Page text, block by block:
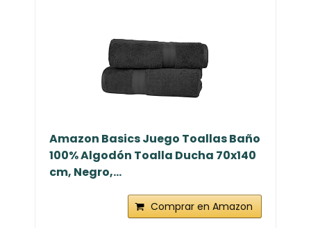
Amazon Basics Juego Toallas Baño
100% Algodón Toalla Ducha 70x140
cm, Negro,...
Comprar en Amazon